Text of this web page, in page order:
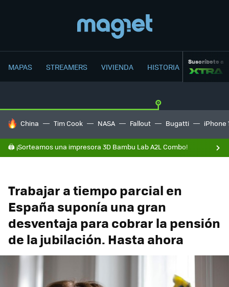
MAPAS STREAMERS VIVIENDA HISTORIA Suscríbete a
HOY SE HABLA DE
China Tim Cook NASA Fallout Bugatti iPhone
🖨️ ¡Sorteamos una impresora 3D Bambu Lab A2L Combo!
Trabajar a tiempo parcial en
España suponía una gran
desventaja para cobrar la pensión
de la jubilación. Hasta ahora